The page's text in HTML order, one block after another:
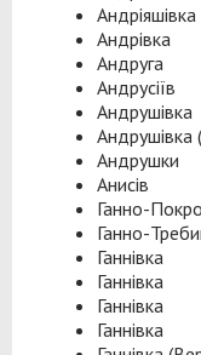
Андрівка
Андруга
Андрусіїв
Андрушівка
Андрушівка
Андрушки
Анисів
Ганно-
Ганно-
Ганнівка
Ганнівка
Ганнівка
Ганнівка